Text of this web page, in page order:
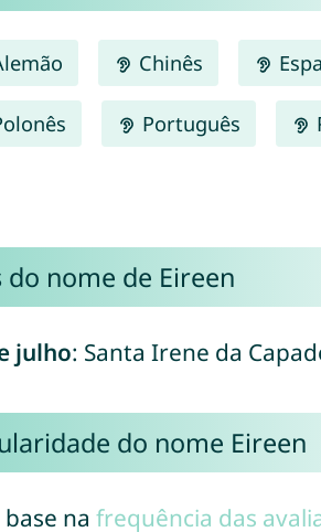
Chinês
Português
do nome de Eireen
julho: Santa Irene da
do nome Eireen
na frequência das